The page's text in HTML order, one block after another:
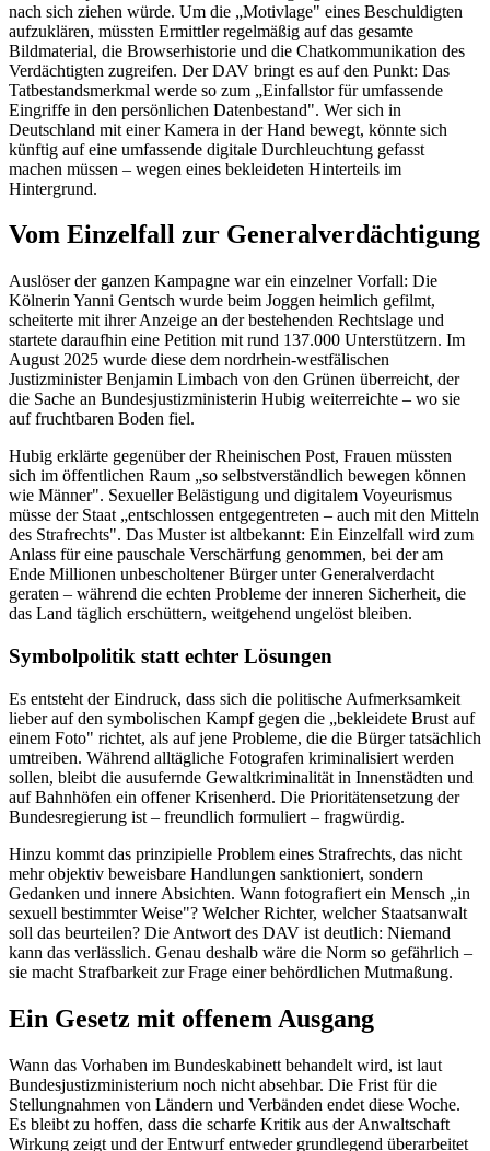
nach sich ziehen würde. Um die „Motivlage" eines Beschuldigten
aufzuklären, müssten Ermittler regelmäßig auf das gesamte
Bildmaterial, die Browserhistorie und die Chatkommunikation des
Verdächtigten zugreifen. Der DAV bringt es auf den Punkt: Das
Tatbestandsmerkmal werde so zum „Einfallstor für umfassende
Eingriffe in den persönlichen Datenbestand". Wer sich in
Deutschland mit einer Kamera in der Hand bewegt, könnte sich
künftig auf eine umfassende digitale Durchleuchtung gefasst
machen müssen – wegen eines bekleideten Hinterteils im
Hintergrund.
Vom Einzelfall zur Generalverdächtigung
Auslöser der ganzen Kampagne war ein einzelner Vorfall: Die
Kölnerin Yanni Gentsch wurde beim Joggen heimlich gefilmt,
scheiterte mit ihrer Anzeige an der bestehenden Rechtslage und
startete daraufhin eine Petition mit rund 137.000 Unterstützern. Im
August 2025 wurde diese dem nordrhein-westfälischen
Justizminister Benjamin Limbach von den Grünen überreicht, der
die Sache an Bundesjustizministerin Hubig weiterreichte – wo sie
auf fruchtbaren Boden fiel.
Hubig erklärte gegenüber der Rheinischen Post, Frauen müssten
sich im öffentlichen Raum „so selbstverständlich bewegen können
wie Männer". Sexueller Belästigung und digitalem Voyeurismus
müsse der Staat „entschlossen entgegentreten – auch mit den Mitteln
des Strafrechts". Das Muster ist altbekannt: Ein Einzelfall wird zum
Anlass für eine pauschale Verschärfung genommen, bei der am
Ende Millionen unbescholtener Bürger unter Generalverdacht
geraten – während die echten Probleme der inneren Sicherheit, die
das Land täglich erschüttern, weitgehend ungelöst bleiben.
Symbolpolitik statt echter Lösungen
Es entsteht der Eindruck, dass sich die politische Aufmerksamkeit
lieber auf den symbolischen Kampf gegen die „bekleidete Brust auf
einem Foto" richtet, als auf jene Probleme, die die Bürger tatsächlich
umtreiben. Während alltägliche Fotografen kriminalisiert werden
sollen, bleibt die ausufernde Gewaltkriminalität in Innenstädten und
auf Bahnhöfen ein offener Krisenherd. Die Prioritätensetzung der
Bundesregierung ist – freundlich formuliert – fragwürdig.
Hinzu kommt das prinzipielle Problem eines Strafrechts, das nicht
mehr objektiv beweisbare Handlungen sanktioniert, sondern
Gedanken und innere Absichten. Wann fotografiert ein Mensch „in
sexuell bestimmter Weise"? Welcher Richter, welcher Staatsanwalt
soll das beurteilen? Die Antwort des DAV ist deutlich: Niemand
kann das verlässlich. Genau deshalb wäre die Norm so gefährlich –
sie macht Strafbarkeit zur Frage einer behördlichen Mutmaßung.
Ein Gesetz mit offenem Ausgang
Wann das Vorhaben im Bundeskabinett behandelt wird, ist laut
Bundesjustizministerium noch nicht absehbar. Die Frist für die
Stellungnahmen von Ländern und Verbänden endet diese Woche.
Es bleibt zu hoffen, dass die scharfe Kritik aus der Anwaltschaft
Wirkung zeigt und der Entwurf entweder grundlegend überarbeitet